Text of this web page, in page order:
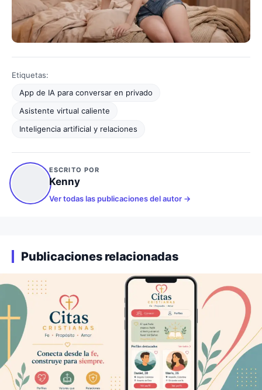
Etiquetas:
App de IA para conversar en privado
Asistente virtual caliente
Inteligencia artificial y relaciones
ESCRITO POR
Kenny
Ver todas las publicaciones del autor
Publicaciones relacionadas